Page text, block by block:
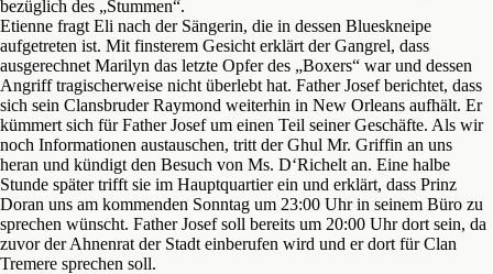
bezüglich des „Stummen“.
Etienne fragt Eli nach der Sängerin, die in dessen Blueskneipe
aufgetreten ist. Mit finsterem Gesicht erklärt der Gangrel, dass
ausgerechnet Marilyn das letzte Opfer des „Boxers“ war und dessen
Angriff tragischerweise nicht überlebt hat. Father Josef berichtet, dass
sich sein Clansbruder Raymond weiterhin in New Orleans aufhält. Er
kümmert sich für Father Josef um einen Teil seiner Geschäfte. Als wir
noch Informationen austauschen, tritt der Ghul Mr. Griffin an uns
heran und kündigt den Besuch von Ms. D‘Richelt an. Eine halbe
Stunde später trifft sie im Hauptquartier ein und erklärt, dass Prinz
Doran uns am kommenden Sonntag um 23:00 Uhr in seinem Büro zu
sprechen wünscht. Father Josef soll bereits um 20:00 Uhr dort sein, da
zuvor der Ahnenrat der Stadt einberufen wird und er dort für Clan
Tremere sprechen soll.